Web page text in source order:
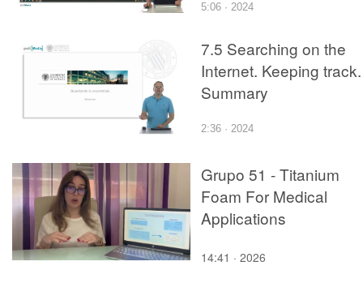
5:06 · 2024
7.5 Searching on the
Internet. Keeping track.
Summary
2:36 · 2024
Grupo 51 - Titanium
Foam For Medical
Applications
14:41 · 2026